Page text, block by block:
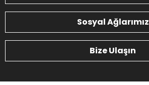
Sosyal Ağlarımız
Bize Ulaşın